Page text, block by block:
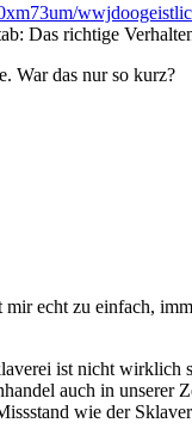
Das richtige
War das nur so kurz?
mir echt zu einfach,
ist nicht
auch in unserer
wie der